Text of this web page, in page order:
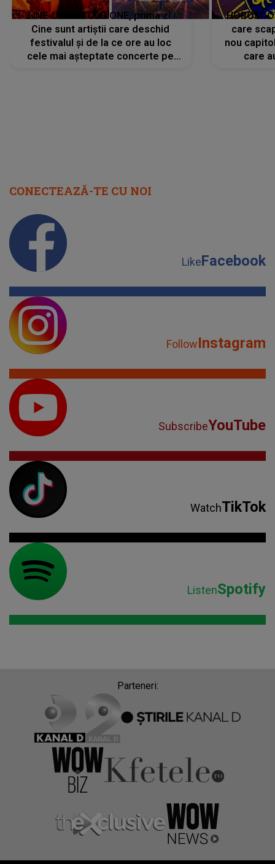
Despre Radio Impuls
Frecvențe Radio Impuls
Politica de confidentialitate
Politica de cookies